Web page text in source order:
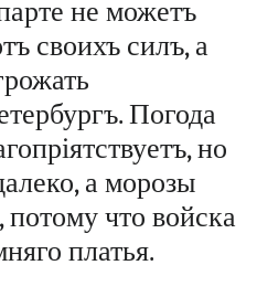
не можетъ
своихъ силъ, а
Погода
но
а морозы
что войска
платья.